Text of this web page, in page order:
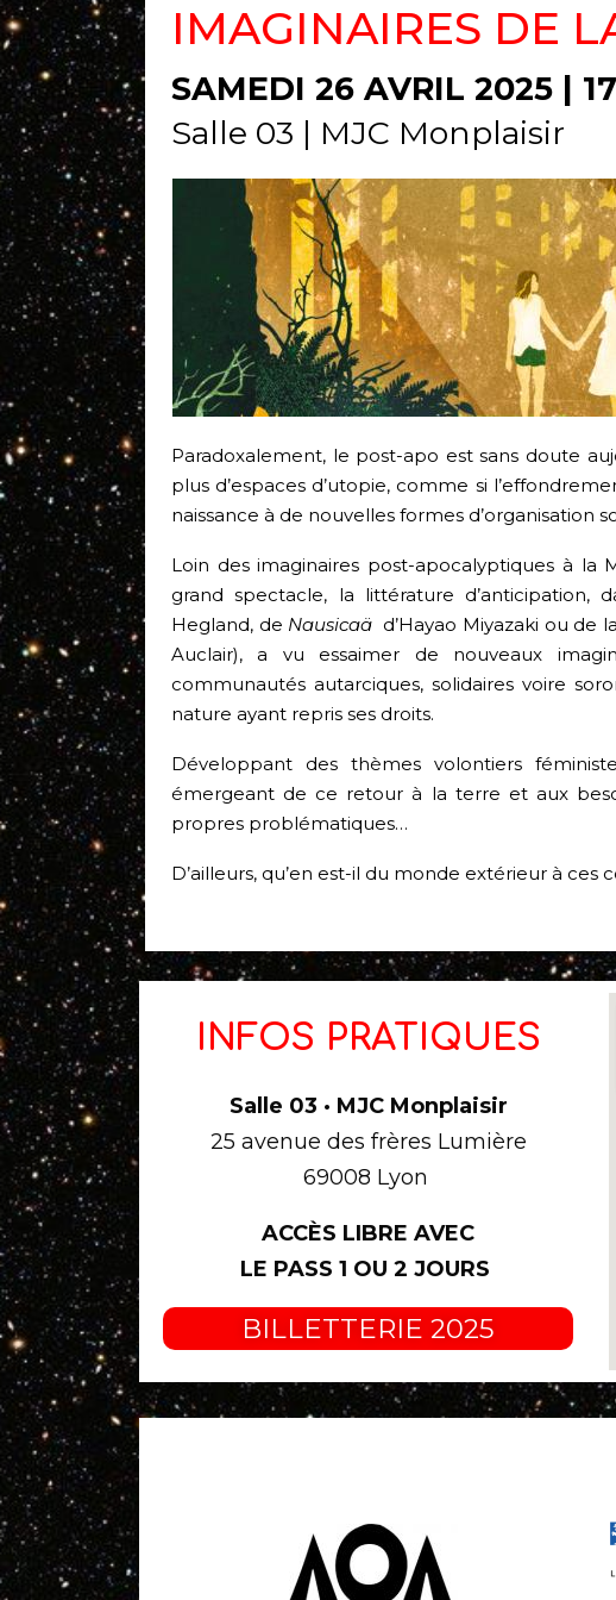
IMAGINAIRES DE
SAMEDI 26 AVRIL 2025 |
Salle 03 | MJC Monplaisir
Paradoxalement, le post-apo est sans doute
plus d’espaces d’utopie, comme si
naissance à de nouvelles formes d’organisation
Loin des imaginaires post-apocalyptiques à la
grand spectacle, la littérature d’anticipation,
Hegland, de Nausicaä d’Hayao Miyazaki ou de
Auclair), a vu essaimer de nouveaux
communautés autarciques, solidaires voire
nature ayant repris ses droits.
Développant des thèmes volontiers
émergeant de ce retour à la terre et aux
propres problématiques…
D’ailleurs, qu’en est-il du monde extérieur à ces
INFOS PRATIQUES
Salle 03 · MJC Monplaisir
25 avenue des frères Lumière
69008 Lyon
ACCÈS LIBRE AVEC
LE PASS 1 OU 2 JOURS
BILLETTERIE 2025